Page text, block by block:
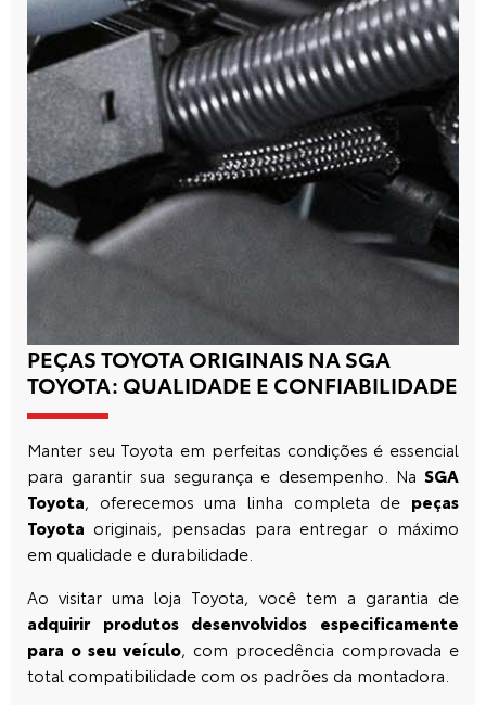
PEÇAS TOYOTA ORIGINAIS NA SGA
TOYOTA: QUALIDADE E CONFIABILIDADE
Manter seu Toyota em perfeitas condições é essencial
para garantir sua segurança e desempenho. Na SGA
Toyota, oferecemos uma linha completa de peças
Toyota originais, pensadas para entregar o máximo
em qualidade e durabilidade.
Ao visitar uma loja Toyota, você tem a garantia de
adquirir produtos desenvolvidos especificamente
para o seu veículo, com procedência comprovada e
total compatibilidade com os padrões da montadora.